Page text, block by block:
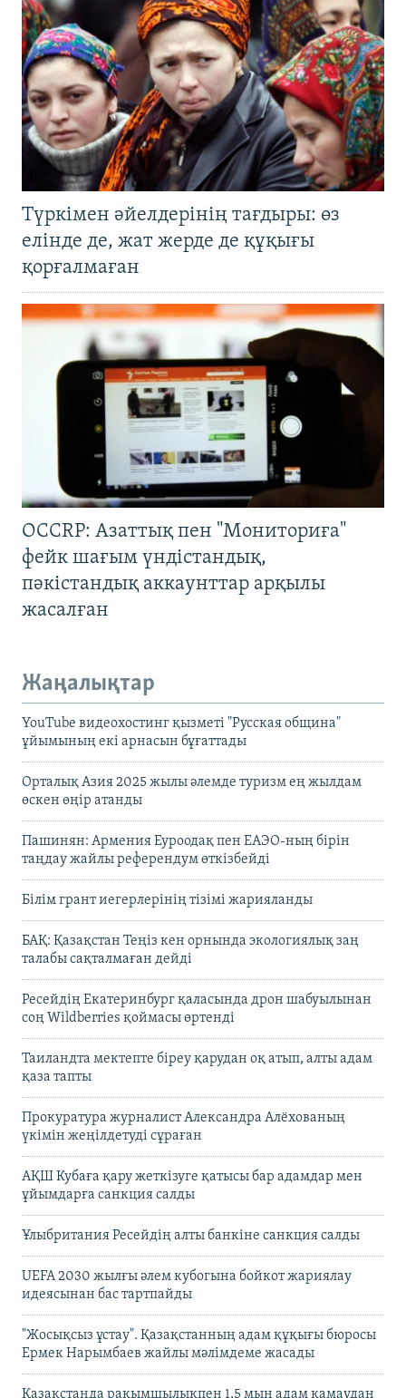
Түркімен әйелдерінің тағдыры: өз
елінде де, жат жерде де құқығы
қорғалмаған
OCCRP: Азаттық пен "Мониториға"
фейк шағым үндістандық,
пәкістандық аккаунттар арқылы
жасалған
Жаңалықтар
YouTube видеохостинг қызметі "Русская община"
ұйымының екі арнасын бұғаттады
Орталық Азия 2025 жылы әлемде туризм ең жылдам
өскен өңір атанды
Пашинян: Армения Еуроодақ пен ЕАЭО-ның бірін
таңдау жайлы референдум өткізбейді
Білім грант иегерлерінің тізімі жарияланды
БАҚ: Қазақстан Теңіз кен орнында экологиялық заң
талабы сақталмаған дейді
Ресейдің Екатеринбург қаласында дрон шабуылынан
соң Wildberries қоймасы өртенді
Таиландта мектепте біреу қарудан оқ атып, алты адам
қаза тапты
Прокуратура журналист Александра Алёхованың
үкімін жеңілдетуді сұраған
АҚШ Кубаға қару жеткізуге қатысы бар адамдар мен
ұйымдарға санкция салды
Ұлыбритания Ресейдің алты банкіне санкция салды
UEFA 2030 жылғы әлем кубогына бойкот жариялау
идеясынан бас тартпайды
"Жосықсыз ұстау". Қазақстанның адам құқығы бюросы
Ермек Нарымбаев жайлы мәлімдеме жасады
Қазақстанда рақымшылықпен 1,5 мың адам қамаудан